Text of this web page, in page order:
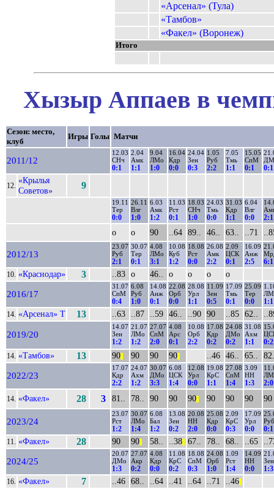
«Арсенал» (Тула)
«Тамбов»
«Факел» (Воронеж)
Итого
Хызыр Аппаев в
Сезон: место,
клуб
Игры Голы Матчи
2011/12
12.03
СНч
0:1
2.04
Амк
1:1
9.04
ЛМо
1:0
16.04
Кдр
0:0
24.04
Зен
0:3
1.05
Руб
2:2
7.05
Тмь
1:1
15.05
СпМ
0:1 0:1
12.
«Крылья
Советов»
9
19.11
Тер
0:0
26.11
Влг
1:0
6.03
Амк
1:2
11.03
Рст
0:1
18.03
СНч
1:0
24.03
Тмь
0:0
31.03
Кдр
1:1
6.04
Влг
0:0 2:1
о о 90 ..64 89.. 46.. 63.. ..71
2012/13
23.07
Руб
2:1
30.07
Тер
0:1
4.08
ЛМо
3:1
10.08
Куб
1:2
18.08
Рст
0:0
26.08
Амк
2:2
2.09
ЦСК
0:1
16.09
Анж
2:5 6:1
10. «Краснодар» 3 ..83 о 46.. о о о о
2016/17
31.07
СпМ
0:4
6.08
Руб
1:0
14.08
Анж
0:1
22.08
Орб
0:0
28.08
Урл
1:1
11.09
Зен
0:5
17.09
Тмь
0:1
25.09
Тер
0:0 1:1
14. «Арсенал» Т 13 ..63 ..87 ..59 46.. ..90 90 ..85 62..
2019/20
14.07
Зен
1:2
21.07
ЛМо
1:2
27.07
СпМ
2:0
4.08
Арс
0:1
10.08
Орб
2:2
17.08
Кдр
0:2
24.08
ДМо
0:2
31.08
Ахм
1:1 0:2
14. «Тамбов» 13 90 90 90 90 ..46 46.. 65..
2022/23
17.07
Кдр
2:2
24.07
Ахм
1:2
30.07
ДМо
3:3
6.08
ЦСК
1:4
12.08
Урл
0:0
19.08
КрС
1:1
27.08
СпМ
1:4
3.09
НН
1:3 2:0
14. «Факел» 28 3 81.. 78.. 90 90 90 90 90 90 90
2023/24
23.07
Рст
1:2
30.07
ЛМо
1:4
6.08
Бал
1:2
13.08
Зен
0:2
20.08
НН
2:0
25.08
Кдр
0:0
2.09
КрС
0:3
17.09
Урл
0:0
Руб
0:1
11. «Факел» 28 90 90 58.. ..38 67.. 78.. 68.. ..65
2024/25
20.07
ДМо
1:3
27.07
Акр
0:2
4.08
Кдр
0:0
11.08
КрС
0:2
18.08
СпМ
0:3
24.08
Орб
1:0
1.09
Рст
1:4
14.09
НН
0:0
Зен
1:3
16. «Факел» 7 ..46 68.. ..64 ..41 ..64 ..71 ..46